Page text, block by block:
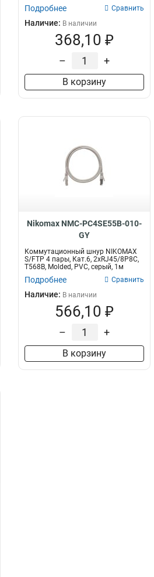
Подробнее Сравнить
Наличие: В наличии
368,10 ₽
– +
В корзину
Nikomax NMC-PC4SE55B-010-
GY
Коммутационный шнур NIKOMAX
S/FTP 4 пары, Кат.6, 2хRJ45/8P8C,
T568B, Molded, PVC, серый, 1м
Подробнее Сравнить
Наличие: В наличии
566,10 ₽
– +
В корзину